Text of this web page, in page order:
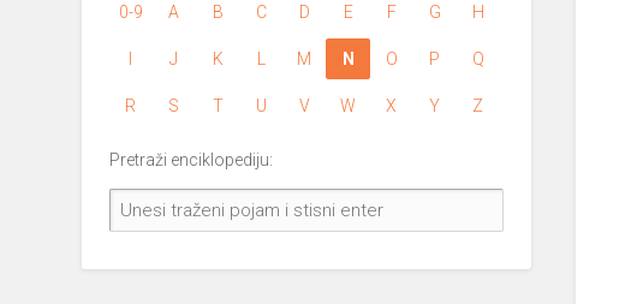
0-9 A B C D E F G H
J K M N O P Q
R S T U V W X Y Z
Pretraži enciklopediju: